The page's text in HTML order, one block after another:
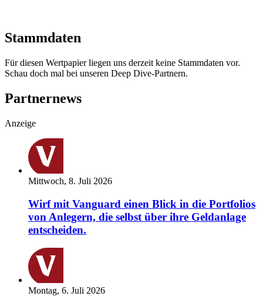
Stammdaten
Für diesen Wertpapier liegen uns derzeit keine Stammdaten vor.
Schau doch mal bei unseren Deep Dive-Partnern.
Partnernews
Anzeige
Mittwoch, 8. Juli 2026
Wirf mit Vanguard einen Blick in die Portfolios
von Anlegern, die selbst über ihre Geldanlage
entscheiden.
Montag, 6. Juli 2026